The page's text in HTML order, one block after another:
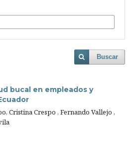
Buscar
bucal en empleados y
Cristina Crespo , Fernando Vallejo ,